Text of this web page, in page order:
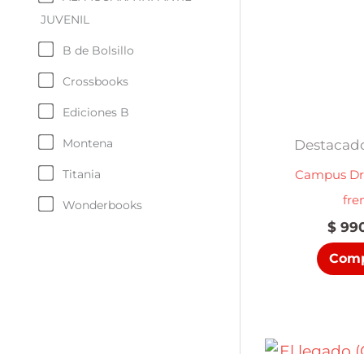
JUVENIL
B de Bolsillo
Crossbooks
Ediciones B
Montena
Titania
Wonderbooks
Campus
$